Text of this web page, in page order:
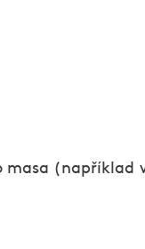
masa (například